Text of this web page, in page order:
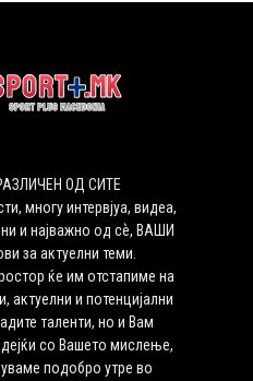
ОД СИТЕ
многу интервјуа, видеа,
и најважно од сѐ, ВАШИ
за актуелни теми.
ќе им отстапиме на
актуелни и потенцијални
таленти, но и Вам
со Вашето мислење,
подобро утре во